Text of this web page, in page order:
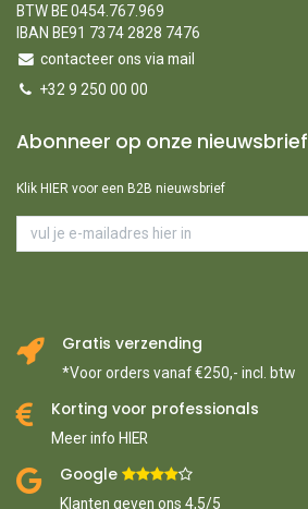
BTW BE 0454.767.969
IBAN BE91 7374 2828 7476
contacteer ons via mail
+32 9 250 00 00
Abonneer op onze nieuwsbrief
Klik HIER voor een B2B nieuwsbrief
Gratis verzending
*Voor orders vanaf €250,- incl. btw
Korting voor professionals
Meer info HIER
Google ​
Klanten geven ons 4,5/5